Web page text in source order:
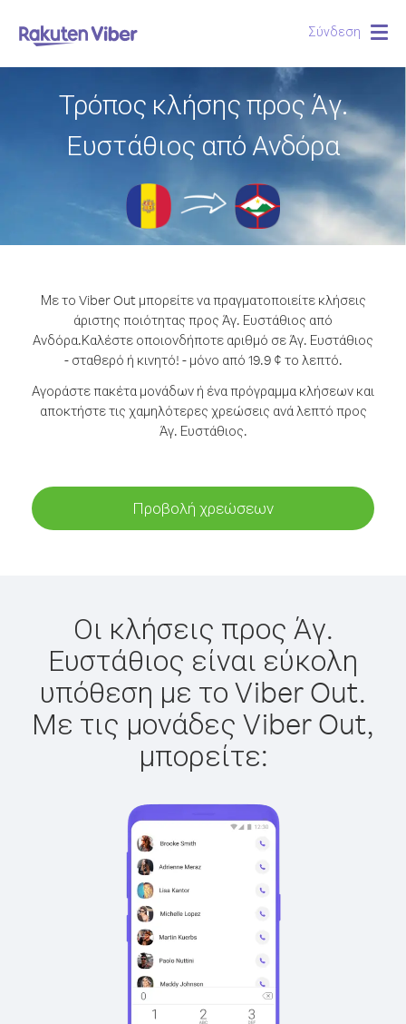
Σύνδεση
Τρόπος κλήσης προς Άγ.
Ευστάθιος από Ανδόρα
Με το Viber Out μπορείτε να πραγματοποιείτε κλήσεις
άριστης ποιότητας προς Άγ. Ευστάθιος από
Ανδόρα.Καλέστε οποιονδήποτε αριθμό σε Άγ. Ευστάθιος
- σταθερό ή κινητό! - μόνο από 19.9 ¢ το λεπτό.
Αγοράστε πακέτα μονάδων ή ένα πρόγραμμα κλήσεων και
αποκτήστε τις χαμηλότερες χρεώσεις ανά λεπτό προς
Άγ. Ευστάθιος.
Προβολή χρεώσεων
Οι κλήσεις προς Άγ.
Ευστάθιος είναι εύκολη
υπόθεση με το Viber Out.
Με τις μονάδες Viber Out,
μπορείτε: